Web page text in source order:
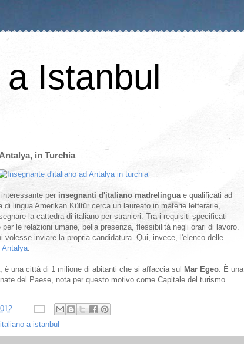
Istanbul
in Turchia
per insegnanti d'italiano madrelinguae qualificati ad
di lingua Amerikan Kültür cerca un laureato in materie letterarie,
la cattedra di italiano per stranieri. Tra i requisiti specificati
le relazioni umane, bella presenza, flessibilità negli orari di lavoro.
volesse inviare la propria candidatura. Qui, invece, l'elenco delle
Antalya.
, è una città di 1 milione di abitanti che si affaccia sul Mar Egeo. È una
del Paese, nota per questo motivo come Capitale del turismo
a istanbul